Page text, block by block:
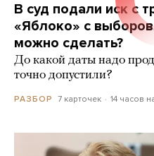
В суд подали иск с
«Яблоко» с
можно сделать?
До какой даты надо
точно допустили?
РАЗБОР 7 карточек 14 часов